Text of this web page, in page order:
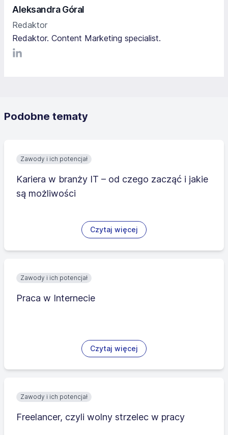
Aleksandra Góral
Redaktor
Redaktor. Content Marketing specialist.
LinkediIn
Podobne tematy
Zawody i ich potencjał
Kariera w branży IT – od czego zacząć i jakie
są możliwości
Czytaj więcej
Zawody i ich potencjał
Praca w Internecie
Czytaj więcej
Zawody i ich potencjał
Freelancer, czyli wolny strzelec w pracy